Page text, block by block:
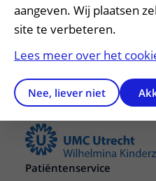
Patiëntenservice
aangeven. Wij plaatsen
site te verbeteren.
Lees meer over het
Nee, liever niet